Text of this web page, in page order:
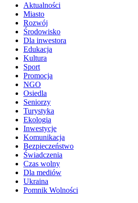
Aktualności
Miasto
Rozwój
Środowisko
Dla inwestora
Edukacja
Kultura
Sport
Promocja
NGO
Osiedla
Seniorzy
Turystyka
Ekologia
Inwestycje
Komunikacja
Bezpieczeństwo
Świadczenia
Czas wolny
Dla mediów
Ukraina
Pomnik Wolności